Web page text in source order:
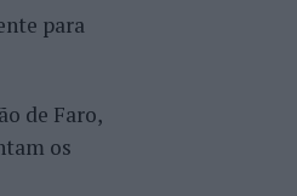
para
de Faro,
os